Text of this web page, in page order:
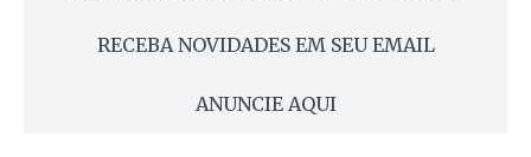
RECEBA NOVIDADES EM SEU EMAIL
ANUNCIE AQUI